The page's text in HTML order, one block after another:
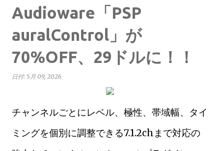
Audioware「PSP
auralControl」が
70%OFF、29ドルに！！
日付: 5月 09, 2026
チャンネルごとにレベル、極性、帯域幅、タイ
ミングを個別に調整できる7.1.2chまで対応の